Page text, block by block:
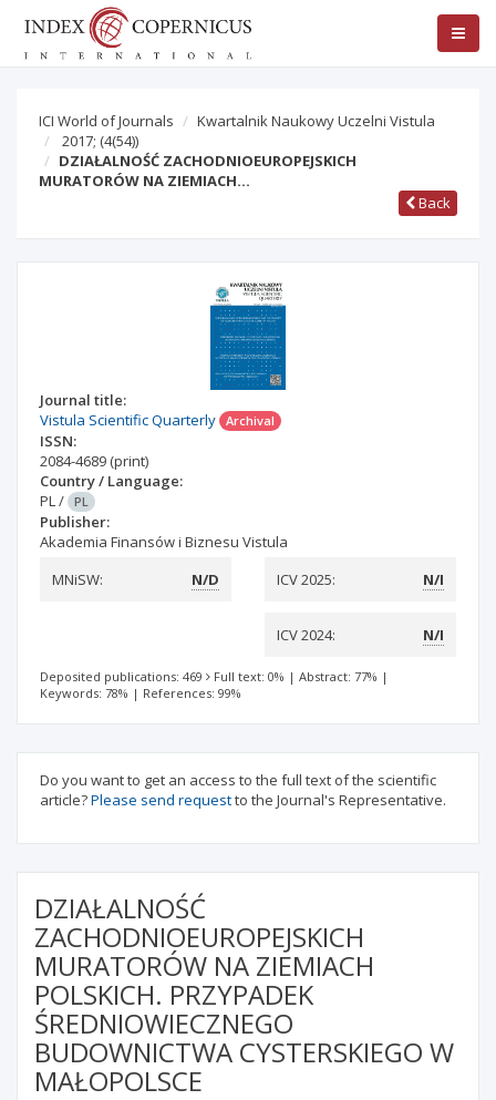
ICI World of Journals
Kwartalnik Naukowy Uczelni Vistula
2017; (4(54))
DZIAŁALNOŚĆ ZACHODNIOEUROPEJSKICH
MURATORÓW NA ZIEMIACH…
Back
Journal title:
Vistula Scientific Quarterly Archival
ISSN:
2084-4689 (print)
Country / Language:
PL/ PL
Publisher:
Akademia Finansów i Biznesu Vistula
MNiSW:
N/D ICV 2025: N/I
ICV 2024: N/I
Deposited publications: 469 Full text: 0% | Abstract: 77% |
Keywords: 78% | References: 99%
Do you want to get an access to the full text of the scientific
article?Please send requestto the Journal's Representative.
DZIAŁALNOŚĆ
ZACHODNIOEUROPEJSKICH
MURATORÓW NA ZIEMIACH
POLSKICH. PRZYPADEK
ŚREDNIOWIECZNEGO
BUDOWNICTWA CYSTERSKIEGO W
MAŁOPOLSCE